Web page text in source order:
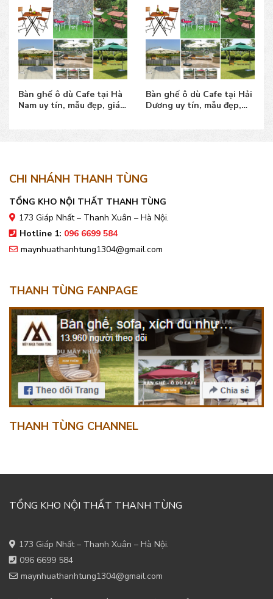
Bàn ghế ô dù Cafe tại Hà
Nam uy tín, mẫu đẹp, giá
Bàn ghế ô dù Cafe tại Hải
Dương uy tín, mẫu đẹp,
CHI NHÁNH THANH TÙNG
TỔNG KHO NỘI THẤT THANH TÙNG
173 Giáp Nhất – Thanh Xuân – Hà Nội.
Hotline 1: 096 6699 584
maynhuathanhtung1304@gmail.com
THANH TÙNG FANPAGE
THANH TÙNG CHANNEL
TỔNG KHO NỘI THẤT THANH TÙNG
173 Giáp Nhất – Thanh Xuân – Hà Nội.
096 6699 584
maynhuathanhtung1304@gmail.com